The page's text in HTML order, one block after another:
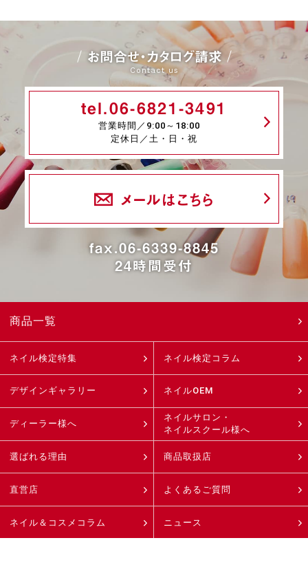
お問合せ・カタログ請求
Contact us
tel.06-6821-3491
営業時間／9:00～18:00
定休日／土・日・祝
メールはこちら
fax.06-6339-8845
24時間受付
商品一覧
ネイル検定特集 ネイル検定コラム
デザインギャラリー ネイルOEM
ディーラー様へ
ネイルサロン・
ネイルスクール様へ
選ばれる理由 商品取扱店
直営店 よくあるご質問
ネイル＆コスメコラム ニュース